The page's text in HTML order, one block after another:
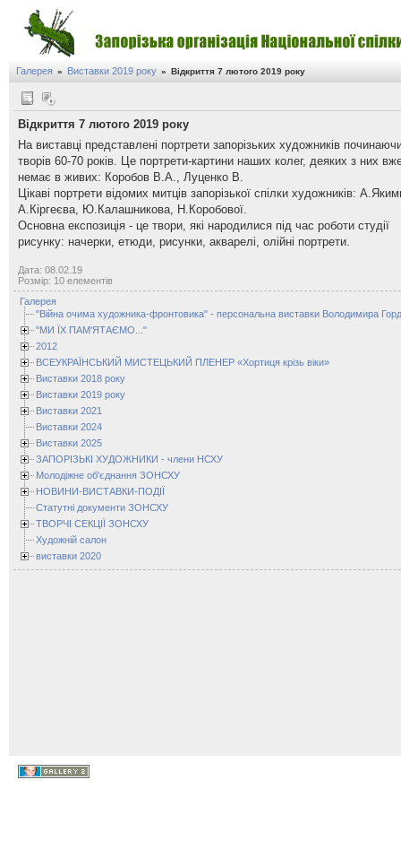
Галерея » Виставки 2019 року » Відкриття 7 лютого 2019 року
Відкриття 7 лютого 2019 року
На виставці представлені портрети запорізьких художників
творів 60-70 років. Це портрети-картини наших колег, деяких з них
немає в живих: Коробов В.А., Луценко В.
Цікаві портрети відомих митців запорізької спілки художників:
А.Кіргеєва, Ю.Калашникова, Н.Коробової.
Основна експозиція - це твори, які народилися під час роботи студії
рисунку: начерки, етюди, рисунки, акварелі, олійні портрети.
Дата: 08.02.19
Розмір: 10 елементів
Галерея
"Війна очима художника-фронтовика" - персональна виставки Володимира
"МИ ЇХ ПАМ'ЯТАЄМО..."
2012
ВСЕУКРАЇНСЬКИЙ МИСТЕЦЬКИЙ ПЛЕНЕР «Хортиця крізь віки»
Виставки 2018 року
Виставки 2019 року
Виставки 2021
Виставки 2024
Виставки 2025
ЗАПОРІЗЬКІ ХУДОЖНИКИ - члени НСХУ
Молодіжне об'єднання ЗОНСХУ
НОВИНИ-ВИСТАВКИ-ПОДІЇ
Статутні документи ЗОНСХУ
ТВОРЧІ СЕКЦІЇ ЗОНСХУ
Художній салон
виставки 2020